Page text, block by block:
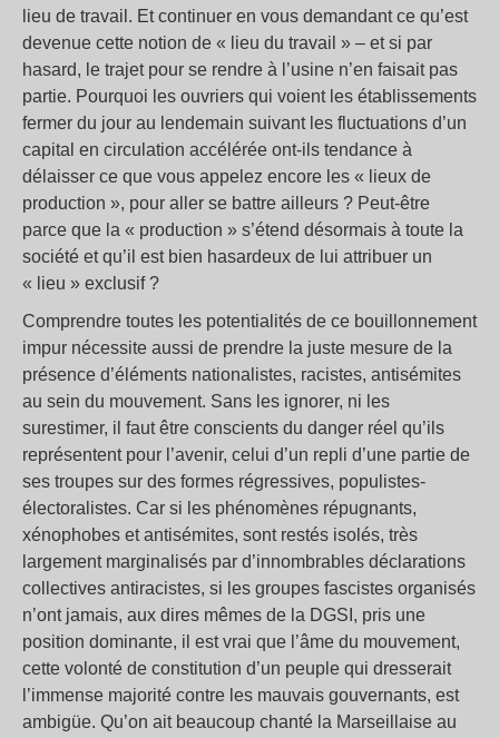
lieu de travail. Et continuer en vous demandant ce qu’est
devenue cette notion de « lieu du travail » – et si par
hasard, le trajet pour se rendre à l’usine n’en faisait pas
partie. Pourquoi les ouvriers qui voient les établissements
fermer du jour au lendemain suivant les fluctuations d’un
capital en circulation accélérée ont-ils tendance à
délaisser ce que vous appelez encore les « lieux de
production », pour aller se battre ailleurs ? Peut-être
parce que la « production » s’étend désormais à toute la
société et qu’il est bien hasardeux de lui attribuer un
« lieu » exclusif ?
Comprendre toutes les potentialités de ce bouillonnement
impur nécessite aussi de prendre la juste mesure de la
présence d’éléments nationalistes, racistes, antisémites
au sein du mouvement. Sans les ignorer, ni les
surestimer, il faut être conscients du danger réel qu’ils
représentent pour l’avenir, celui d’un repli d’une partie de
ses troupes sur des formes régressives, populistes-
électoralistes. Car si les phénomènes répugnants,
xénophobes et antisémites, sont restés isolés, très
largement marginalisés par d’innombrables déclarations
collectives antiracistes, si les groupes fascistes organisés
n’ont jamais, aux dires mêmes de la DGSI, pris une
position dominante, il est vrai que l’âme du mouvement,
cette volonté de constitution d’un peuple qui dresserait
l’immense majorité contre les mauvais gouvernants, est
ambigüe. Qu’on ait beaucoup chanté la Marseillaise au